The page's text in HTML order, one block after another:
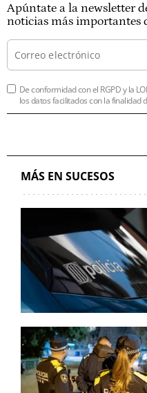
Apúntate a la newsletter
noticias más importantes
De conformidad con el RGPD y la
los datos facilitados con la finalidad
MÁS EN SUCESOS